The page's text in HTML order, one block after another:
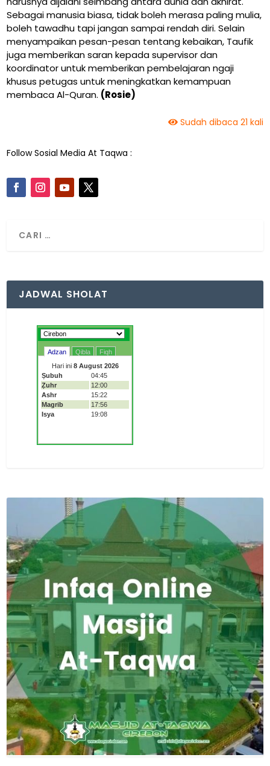
Sebagai manusia biasa, tidak boleh merasa paling mulia,
boleh tawadhu tapi jangan sampai rendah diri. Selain
menyampaikan pesan-pesan tentang kebaikan, Taufik
juga memberikan saran kepada supervisor dan
koordinator untuk memberikan pembelajaran ngaji
khusus petugas untuk meningkatkan kemampuan
membaca Al-Quran. (Rosie)
Sudah dibaca 21 kali
Follow Sosial Media At Taqwa :
JADWAL SHOLAT